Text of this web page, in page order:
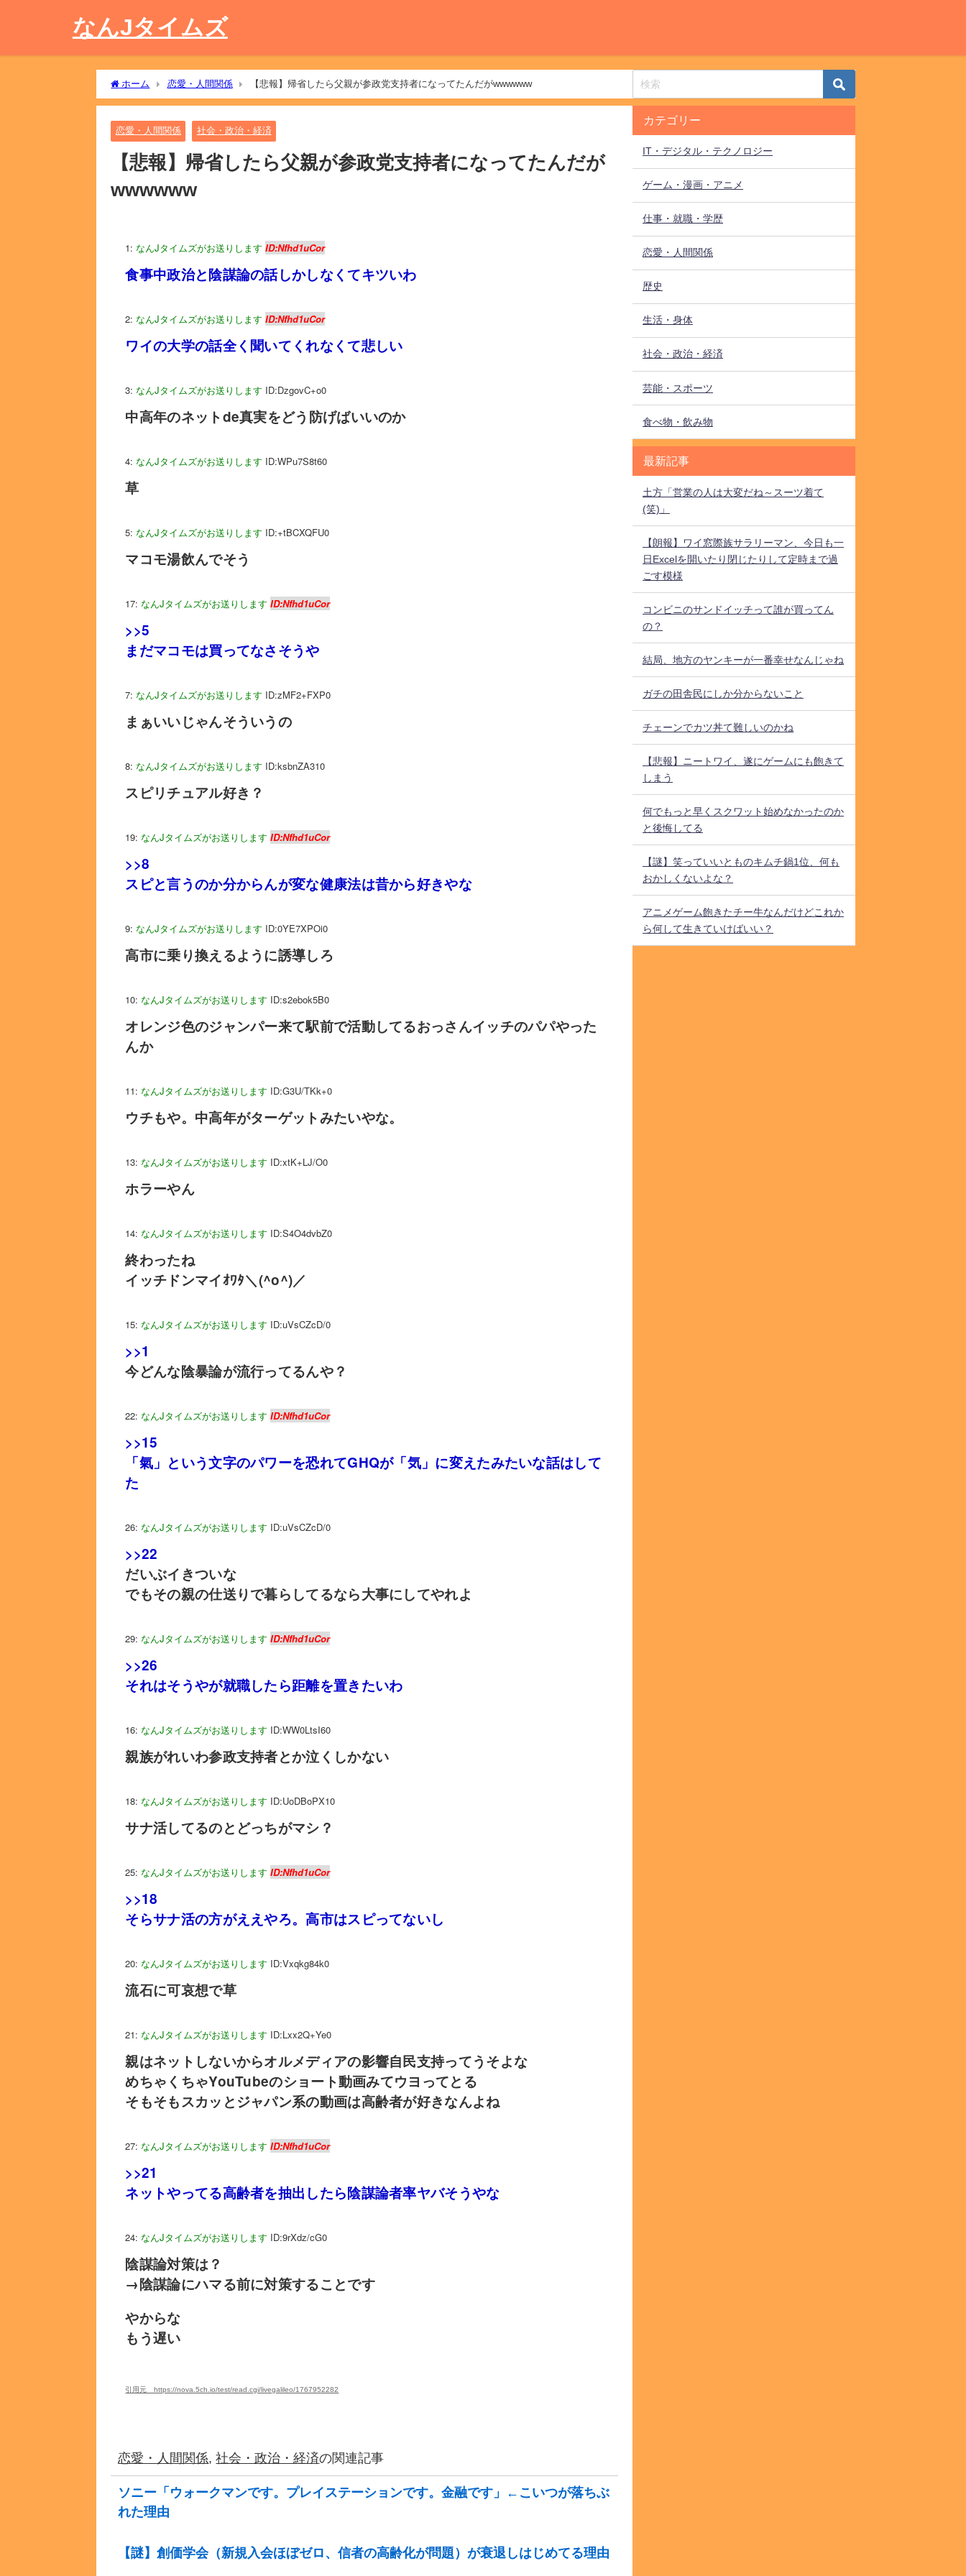
なんJタイムズ
ホーム 恋愛・人間関係 【悲報】帰省したら父親が参政党支持者になってたんだがwwwwww
恋愛・人間関係 社会・政治・経済
【悲報】帰省したら父親が参政党支持者になってたんだが
wwwwww
1:なんJタイムズがお送りします ID:Nfhd1uCor
食事中政治と陰謀論の話しかしなくてキツいわ
2:なんJタイムズがお送りします ID:Nfhd1uCor
ワイの大学の話全く聞いてくれなくて悲しい
3:なんJタイムズがお送りします ID:DzgovC+o0
中高年のネットde真実をどう防げばいいのか
4:なんJタイムズがお送りします ID:WPu7S8t60
草
5:なんJタイムズがお送りします ID:+tBCXQFU0
マコモ湯飲んでそう
17:なんJタイムズがお送りします ID:Nfhd1uCor
>>5
まだマコモは買ってなさそうや
7:なんJタイムズがお送りします ID:zMF2+FXP0
まぁいいじゃんそういうの
8:なんJタイムズがお送りします ID:ksbnZA310
スピリチュアル好き？
19:なんJタイムズがお送りします ID:Nfhd1uCor
>>8
スピと言うのか分からんが変な健康法は昔から好きやな
9:なんJタイムズがお送りします ID:0YE7XPOi0
高市に乗り換えるように誘導しろ
10:なんJタイムズがお送りします ID:s2ebok5B0
オレンジ色のジャンパー来て駅前で活動してるおっさんイッチのパパやった
んか
11:なんJタイムズがお送りします ID:G3U/TKk+0
ウチもや。中高年がターゲットみたいやな。
13:なんJタイムズがお送りします ID:xtK+LJ/O0
ホラーやん
14:なんJタイムズがお送りします ID:S4O4dvbZ0
終わったね
イッチドンマイｵﾜﾀ＼(^o^)／
15:なんJタイムズがお送りします ID:uVsCZcD/0
>>1
今どんな陰暴論が流行ってるんや？
22:なんJタイムズがお送りします ID:Nfhd1uCor
>>15
「氣」という文字のパワーを恐れてGHQが「気」に変えたみたいな話はして
た
26:なんJタイムズがお送りします ID:uVsCZcD/0
>>22
だいぶイきついな
でもその親の仕送りで暮らしてるなら大事にしてやれよ
29:なんJタイムズがお送りします ID:Nfhd1uCor
>>26
それはそうやが就職したら距離を置きたいわ
16:なんJタイムズがお送りします ID:WW0LtsI60
親族がれいわ参政支持者とか泣くしかない
18:なんJタイムズがお送りします ID:UoDBoPX10
サナ活してるのとどっちがマシ？
25:なんJタイムズがお送りします ID:Nfhd1uCor
>>18
そらサナ活の方がええやろ。高市はスピってないし
20:なんJタイムズがお送りします ID:Vxqkg84k0
流石に可哀想で草
21:なんJタイムズがお送りします ID:Lxx2Q+Ye0
親はネットしないからオルメディアの影響自民支持ってうそよな
めちゃくちゃYouTubeのショート動画みてウヨってとる
そもそもスカッとジャパン系の動画は高齢者が好きなんよね
27:なんJタイムズがお送りします ID:Nfhd1uCor
>>21
ネットやってる高齢者を抽出したら陰謀論者率ヤバそうやな
24:なんJタイムズがお送りします ID:9rXdz/cG0
陰謀論対策は？
→陰謀論にハマる前に対策することです
やからな
もう遅い
引用元 https://nova.5ch.io/test/read.cgi/livegalileo/1767952282
恋愛・人間関係,社会・政治・経済の関連記事
ソニー「ウォークマンです。プレイステーションです。金融です」←こいつが落ちぶ
れた理由
【謎】創価学会（新規入会ほぼゼロ、信者の高齢化が問題）が衰退しはじめてる理由
カテゴリー
IT・デジタル・テクノロジー
ゲーム・漫画・アニメ
仕事・就職・学歴
恋愛・人間関係
歴史
生活・身体
社会・政治・経済
芸能・スポーツ
食べ物・飲み物
最新記事
土方「営業の人は大変だね～スーツ着て
(笑)」
【朗報】ワイ窓際族サラリーマン、今日も一
日Excelを開いたり閉じたりして定時まで過
ごす模様
コンビニのサンドイッチって誰が買ってん
の？
結局、地方のヤンキーが一番幸せなんじゃね
ガチの田舎民にしか分からないこと
チェーンでカツ丼て難しいのかね
【悲報】ニートワイ、遂にゲームにも飽きて
しまう
何でもっと早くスクワット始めなかったのか
と後悔してる
【謎】笑っていいとものキムチ鍋1位、何も
おかしくないよな？
アニメゲーム飽きたチー牛なんだけどこれか
ら何して生きていけばいい？